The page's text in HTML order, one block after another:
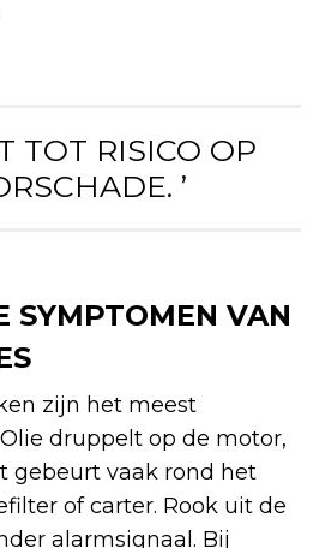
TOT RISICO OP
’
SYMPTOMEN VAN
zijn het meest
druppelt op de motor,
gebeurt vaak rond het
of carter. Rook uit de
alarmsignaal. Bij